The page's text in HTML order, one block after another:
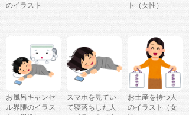
のイラスト
ト（女性）
お風呂キャンセ
ル界隈のイラス
スマホを見てい
て寝落ちした人
お土産を持つ人
のイラスト（女